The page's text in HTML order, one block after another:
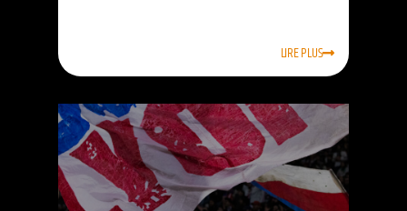
LIRE PLUS